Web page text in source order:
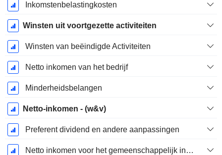
Inkomstenbelastingkosten
Winsten uit voortgezette activiteiten
Winsten van beëindigde Activiteiten
Netto inkomen van het bedrijf
Minderheidsbelangen
Netto-inkomen - (w&v)
Preferent dividend en andere aanpassingen
Netto inkomen voor het gemeenschappelijk inclusief buitengewone posten